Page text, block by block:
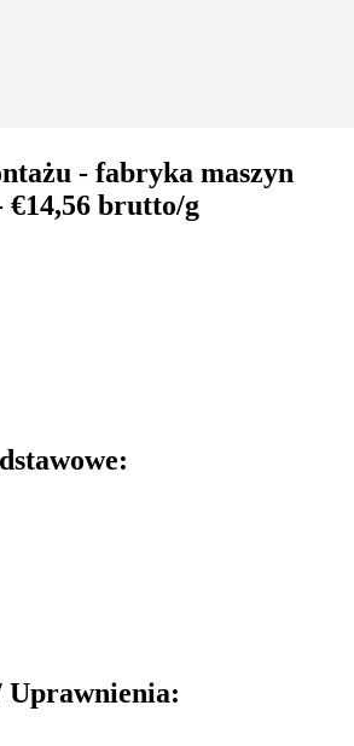
- fabryka maszyn
€14,56 brutto/g
Uprawnienia: